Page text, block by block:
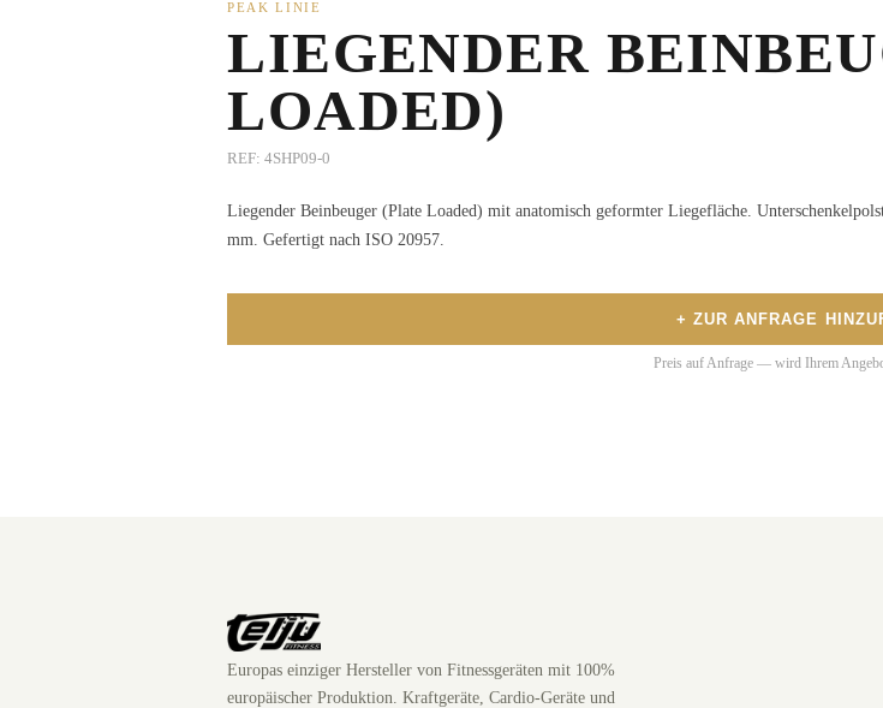
PEAK LINIE
LIEGENDER
LOADED)
REF:4SHP09-0
Liegender Beinbeuger (Plate Loaded) mit anatomisch geformter Liegefläche.
mm. Gefertigt nach ISO 20957.
+ ZUR ANFRAGE
Preis auf Anfrage — wird Ihrem
Europas einziger Hersteller von Fitnessgeräten mit 100%
europäischer Produktion. Kraftgeräte, Cardio-Geräte und